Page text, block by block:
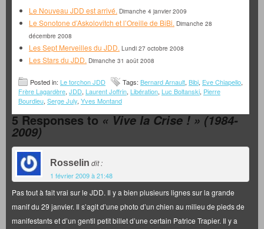
Le Nouveau JDD est arrivé. Dimanche 4 janvier 2009
Le Sonotone d’Askolovitch et l’Oreille de BiBi. Dimanche 28
décembre 2008
Les Sept Merveilles du JDD. Lundi 27 octobre 2008
Les Stars du JDD. Dimanche 31 août 2008
Posted in: Le torchon JDD Tags: Bernard Arnault, Bibi, Eve Chiapello,
Frère Lagardère, JDD, Laurent Joffrin, Libération, Luc Boltanski, Pierre
Bourdieu, Serge July, Yves Montand
5 Responses to« Vive la Crise ! » (1984-
2009)
Rosselin dit :
1 février 2009 à 21:48
Pas tout à fait vrai sur le JDD. Il y a bien plusieurs lignes sur la grande
manif du 29 janvier. Il s’agit d’une photo d’un chien au milieu de pieds de
manifestants et d’un gentil petit billet d’une certain Patrice Trapier. Il y a